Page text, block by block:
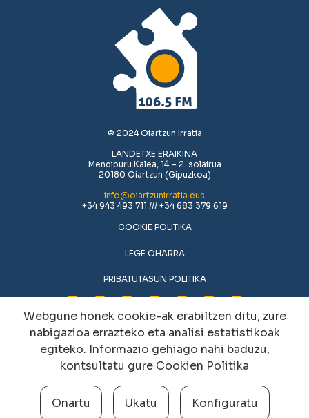
© 2024 Oiartzun Irratia
LANDETXE ERAIKINA
Mendiburu Kalea, 14 – 2. solairua
20180 Oiartzun (Gipuzkoa)
info@oiartzunirratia.eus
+34 943 493 711 /// +34 683 379 619
COOKIE POLITIKA
LEGE OHARRA
PRIBATUTASUN POLITIKA
Cookien konfigurazioa aldatu
Webgune honek cookie-ak erabiltzen ditu, zure
nabigazioa errazteko eta analisi estatistikoak
egiteko. Informazio gehiago nahi baduzu,
kontsultatu gure Cookien Politika
Onartu Ukatu Konfiguratu